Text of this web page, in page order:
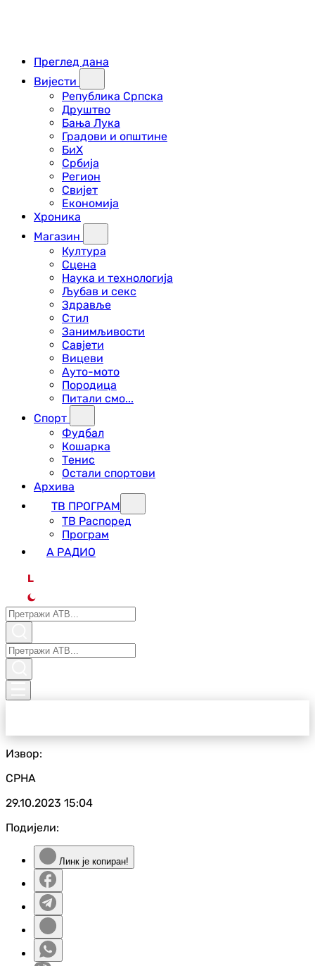
Преглед дана
Вијести
Република Српска
Друштво
Бања Лука
Градови и општине
БиХ
Србија
Регион
Свијет
Економија
Хроника
Магазин
Култура
Сцена
Наука и технологија
Љубав и секс
Здравље
Стил
Занимљивости
Савјети
Вицеви
Ауто-мото
Породица
Питали смо...
Спорт
Фудбал
Кошарка
Тенис
Остали спортови
Архива
ТВ ПРОГРАМ
ТВ Распоред
Програм
А РАДИО
L
Извор:
СРНА
29.10.2023 15:04
Подијели:
Линк је копиран!